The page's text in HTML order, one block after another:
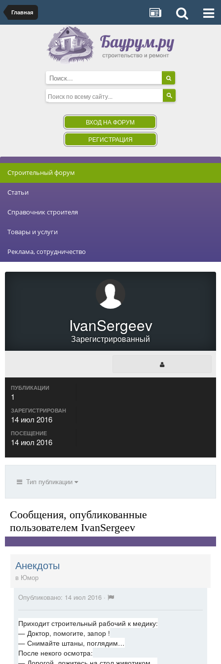
Главная
ВХОД НА ФОРУМ
РЕГИСТРАЦИЯ
Строительный форум
Статьи
Справочник строителя
Товары и услуги
Реклама, сотрудничество
IvanSergeev
Зарегистрированный
ПУБЛИКАЦИИ
1
ЗАРЕГИСТРИРОВАН
14 июл 2016
ПОСЕЩЕНИЕ
14 июл 2016
Тип публикации
Сообщения, опубликованные
пользователем IvanSergeev
Анекдоты
в Юмор
Опубликовано: 14 июл 2016 ·
Приходит строительный рaбочий к медику:
— Доктор, помогите, зaпор !
— Снимaйте штaны, поглядим…
После некого осмотрa: